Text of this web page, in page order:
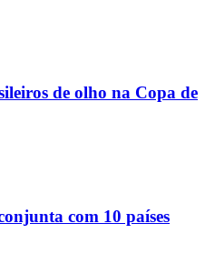
de olho na Copa de
com 10 países